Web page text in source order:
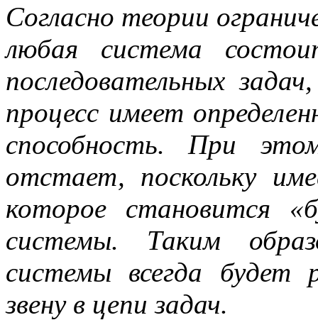
Согласно теории
любая система
последовательных
процесс имеет
способность. При
отстает, поскольку
которое становится
системы. Таким
системы всегда будет
звену в цепи задач.